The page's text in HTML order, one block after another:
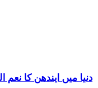
دنیا میں ایندھن کا